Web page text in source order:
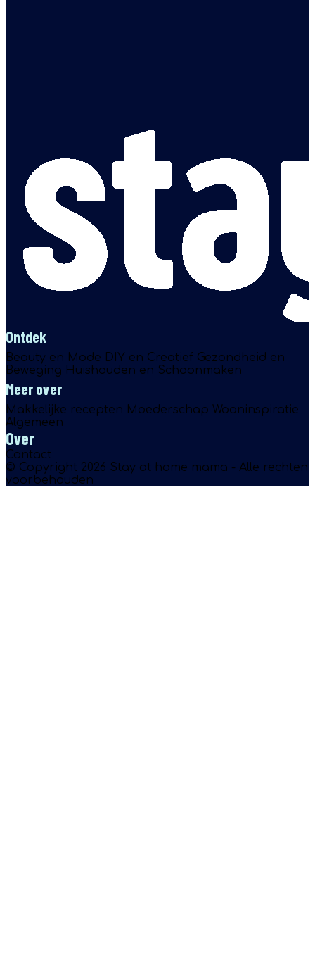
Ontdek
Beauty en Mode DIY en Creatief Gezondheid en
Beweging Huishouden en Schoonmaken
Meer over
Makkelijke recepten Moederschap Wooninspiratie
Algemeen
Over
Contact
© Copyright 2026 Stay at home mama - Alle rechten
voorbehouden